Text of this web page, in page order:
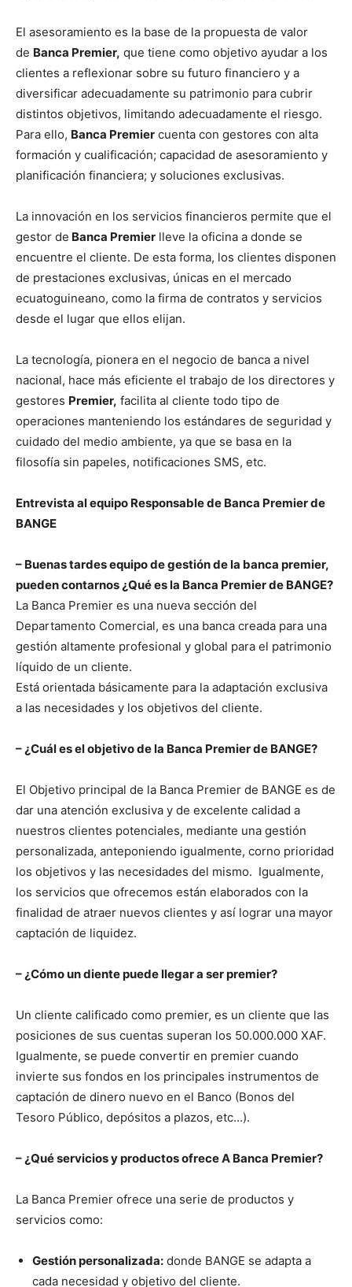
El asesoramiento es la base de la propuesta de valor
de Banca Premier, que tiene como objetivo ayudar a los
clientes a reflexionar sobre su futuro financiero y a
diversificar adecuadamente su patrimonio para cubrir
distintos objetivos, limitando adecuadamente el riesgo.
Para ello, Banca Premier cuenta con gestores con alta
formación y cualificación; capacidad de asesoramiento y
planificación financiera; y soluciones exclusivas.
La innovación en los servicios financieros permite que el
gestor de Banca Premier lleve la oficina a donde se
encuentre el cliente. De esta forma, los clientes disponen
de prestaciones exclusivas, únicas en el mercado
ecuatoguineano, como la firma de contratos y servicios
desde el lugar que ellos elijan.
La tecnología, pionera en el negocio de banca a nivel
nacional, hace más eficiente el trabajo de los directores y
gestores Premier, facilita al cliente todo tipo de
operaciones manteniendo los estándares de seguridad y
cuidado del medio ambiente, ya que se basa en la
filosofía sin papeles, notificaciones SMS, etc.
Entrevista al equipo Responsable de Banca Premier de
BANGE
– Buenas tardes equipo de gestión de la banca premier,
pueden contarnos ¿Qué es la Banca Premier de BANGE?
La Banca Premier es una nueva sección del
Departamento Comercial, es una banca creada para una
gestión altamente profesional y global para el patrimonio
líquido de un cliente.
Está orientada básicamente para la adaptación exclusiva
a las necesidades y los objetivos del cliente.
– ¿Cuál es el objetivo de la Banca Premier de BANGE?
El Objetivo principal de la Banca Premier de BANGE es de
dar una atención exclusiva y de excelente calidad a
nuestros clientes potenciales, mediante una gestión
personalizada, anteponiendo igualmente, corno prioridad
los objetivos y las necesidades del mismo. Igualmente,
los servicios que ofrecemos están elaborados con la
finalidad de atraer nuevos clientes y así lograr una mayor
captación de liquidez.
– ¿Cómo un diente puede llegar a ser premier?
Un cliente calificado como premier, es un cliente que las
posiciones de sus cuentas superan los 50.000.000 XAF.
Igualmente, se puede convertir en premier cuando
invierte sus fondos en los principales instrumentos de
captación de dinero nuevo en el Banco (Bonos del
Tesoro Público, depósitos a plazos, etc…).
– ¿Qué servicios y productos ofrece A Banca Premier?
La Banca Premier ofrece una serie de productos y
servicios como:
Gestión personalizada: donde BANGE se adapta a
cada necesidad y objetivo del cliente.